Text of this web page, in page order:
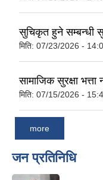
सुचिकृत हुने सम्बन्धी
मिति: 07/23/2026 -
सामाजिक सुरक्षा
मिति: 07/15/2026 -
more
जन प्रतिनिधि